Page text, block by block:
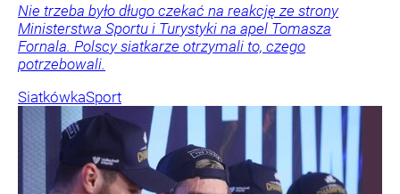
Nie trzeba było długo czekać na reakcję ze strony
Ministerstwa Sportu i Turystyki na apel Tomasza
Fornala. Polscy siatkarze otrzymali to, czego
potrzebowali.
SiatkówkaSport